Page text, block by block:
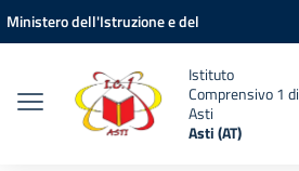
Vai ai contenuti
Vai al menu di navigazione
Vai al footer
Ministero dell'Istruzione e del
Istituto
Comprensivo 1 di
Asti
Asti (AT)